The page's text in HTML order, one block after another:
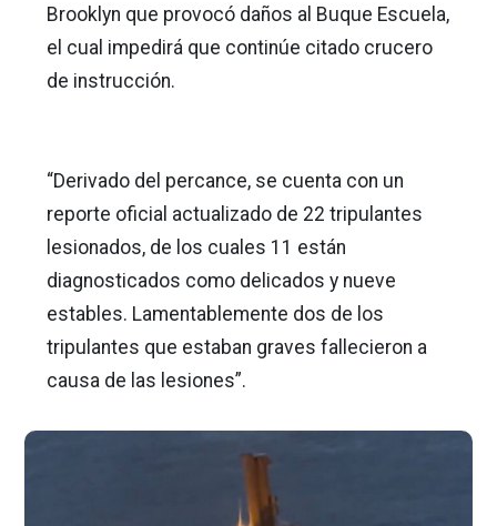
Brooklyn que provocó daños al Buque Escuela,
el cual impedirá que continúe citado crucero
de instrucción.
“Derivado del percance, se cuenta con un
reporte oficial actualizado de 22 tripulantes
lesionados, de los cuales 11 están
diagnosticados como delicados y nueve
estables. Lamentablemente dos de los
tripulantes que estaban graves fallecieron a
causa de las lesiones”.